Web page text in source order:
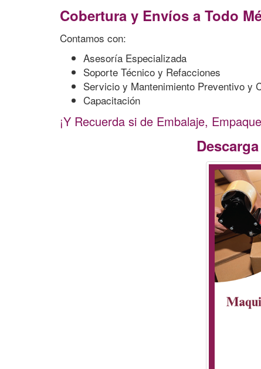
Cobertura y Envíos a Todo
Contamos con:
Asesoría Especializada
Soporte Técnico y Refacciones
Servicio y Mantenimiento Preventivo y
Capacitación
¡Y Recuerda si de Embalaje,